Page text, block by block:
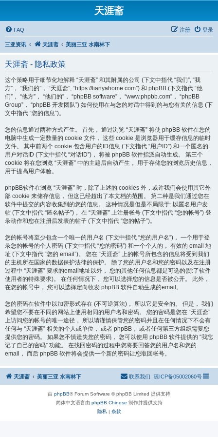
天涯斋
FAQ 登录
注册
三亚资讯 天涯斋 美丽三亚 水南林下
天涯斋 - 隐私政策
这个策略用于细节化地解释 “天涯斋” 和其附属的公司 (下文中指代 “我们”, “我
方”， “我们的”， “天涯斋”, “https://tianyahome.com”) 和 phpBB (下文指代 “他
们”， “他方”， “他们的”， “phpBB software”， “www.phpbb.com”， “phpBB
Group”， “phpBB 开发团队”) 如何使用在与您的对话中得到的与您有关的信息 (下
文中指代 “您的信息”)。
您的信息通过两种方式产生。 首先， 通过浏览 “天涯斋” 将使 phpBB 软件在您的
电脑中生成一定数量的 cookie 文件， 这些 cookie 是浏览器用于缓存信息的临时
文件。 其中前两个 cookie 包含用户的ID信息 (下文指代 “用户ID”) 和一个匿名的
用户对话ID (下文中指代 “对话ID”)， 将被 phpBB 软件指派自动生成。 第三个
cookie 将在您浏览 “天涯斋” 中的主题后自动产生， 用于存储您的浏览历史信息，
用于提高用户体验。
phpBB软件在浏览 “天涯斋” 时，除了上述的 cookies 外，或许我们会使用其它外
部 cookie 来储存信息， 但这已经超出了本文档的范围。 第二种是我们通过您在
软件中提交的内容收集到的您的信息。 这种情况是但是不局限于: 以匿名用户发
帖 (下文中指代 “匿名帖子”)， 在 “天涯斋” 上注册帐号 (下文中指代 “您的帐号”) 登
录动作和您在注册后发表的帖子 (下文中指代 “您的帖子”)。
您的帐号将至少包含一个唯一的用户名 (下文中指代 “您的用户名”)， 一个用于登
录您的帐号的个人密码 (下文中指代 “您的密码”) 和一个个人的， 有效的 email 地
址 (下文中指代 “您的 email”)。 您在 “天涯斋” 上的帐号所包含的信息将受到我们
的主机所在国家的数据保护法律的保护。 除了您的用户名和您的密码以及在注册
过程中 “天涯斋” 要求的email地址以外， 您的其他任何信息都是可选的(除了软件
使用者的特殊要求)。 在任何情况下， 您可以选择您的信息是否被公开。 此外，
在您的帐号中， 您可以选择定向收发 phpBB 软件自动生成的email。
您的密码在软件中以加密形式存在 (不可逆算法)， 所以它是安全的。 但是， 我们
希望您不要在不同的网站上使用相同的用户名和密码。 您的密码是您在 “天涯斋”
上访问您的帐号的唯一途径， 所以请谨慎保管您的密码并且在任何情况下不会有
任何与 “天涯斋” 相关的个人或单位， 或者 phpBB， 或者任何第三方组织需要您
提供您的密码。 如果您不慎遗失您的密码， 您可以使用 phpBB 软件提供的 “我忘
记了自己的密码” 功能。 在找回密码的过程中您将要回答您的用户名和您的
email， 而后 phpBB 软件将会提供一个新的密码让您取回帐号。
天涯斋 美丽三亚 水南林下 琼ICP备05002060号
联系我们
由 phpBB® Forum Software © phpBB Limited 提供支持
简体中文语言由 phpBB Chinese 制作并提供支持
隐私 | 条款